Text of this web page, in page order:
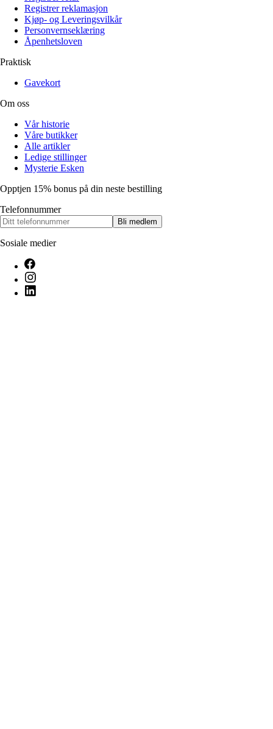
Registrer reklamasjon
Kjøp- og Leveringsvilkår
Personvernseklæring
Åpenhetsloven
Praktisk
Gavekort
Om oss
Vår historie
Våre butikker
Alle artikler
Ledige stillinger
Mysterie Esken
Opptjen 15% bonus på din neste bestilling
Telefonnummer
Bli medlem
Sosiale medier